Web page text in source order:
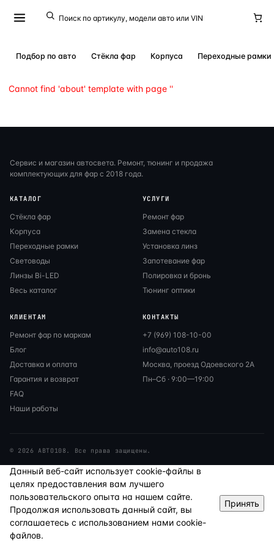
Подбор по авто Стёкла фар Корпуса Переходные рамки
Cannot find 'about' template with page ''
Сервис и магазин автосвета. Ремонт, тюнинг и продажа
комплектующих для фар с 2018 года.
КАТАЛОГ
Стёкла фар
Корпуса
Переходные рамки
Световоды
Линзы Bi-LED
Весь каталог
УСЛУГИ
Ремонт фар
Замена стекла
Установка линз
Запотевание фар
Полировка и бронь
Тюнинг оптики
КЛИЕНТАМ
Ремонт фар по маркам
Блог
Доставка и оплата
Гарантия и возврат
FAQ
Наши работы
КОНТАКТЫ
+7 (969) 108-10-00
info@auto108.ru
Москва, проезд Одоевского 2А
Пн–Сб · 9:00—19:00
© 2026 АВТО108. Все права защищены.
Данный веб-сайт использует cookie-файлы в
целях предоставления вам лучшего
пользовательского опыта на нашем сайте.
Продолжая использовать данный сайт, вы
соглашаетесь с использованием нами cookie-
файлов.
Принять